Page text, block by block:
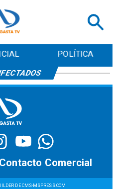
POLÍTICA
DE CMS-MSPRESS.COM
Contacto Comercial